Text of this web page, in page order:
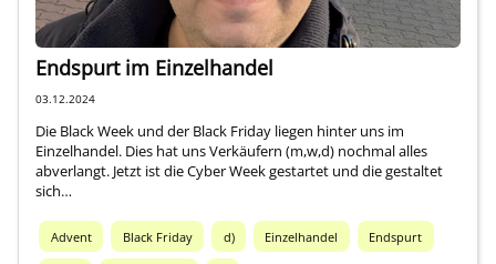
Endspurt im Einzelhandel
03.12.2024
Die Black Week und der Black Friday liegen hinter uns im
Einzelhandel. Dies hat uns Verkäufern (m,w,d) nochmal alles
abverlangt. Jetzt ist die Cyber Week gestartet und die gestaltet
sich…
Advent Black Friday d) Einzelhandel Endspurt